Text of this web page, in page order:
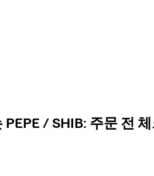
/ SHIB: 주문 전